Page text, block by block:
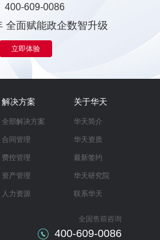
400-609-0086
全面赋能政企数智升级
立即体验
解决方案
全部解决方案
合同管理
费控管理
资产管理
人力资源
关于华天
华天简介
华天资质
最新签约
华天研究院
联系华天
全国售前咨询
400-609-0086